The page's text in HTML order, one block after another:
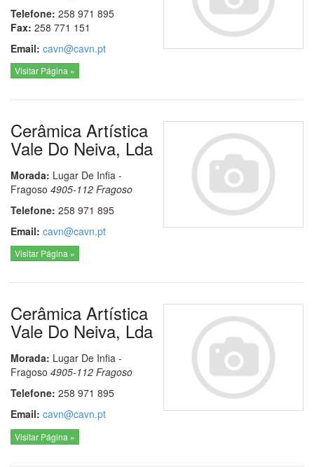
Telefone: 258 971 895
Fax: 258 771 151
Email: cavn@cavn.pt
Visitar Página »
Cerâmica Artística
Vale Do Neiva, Lda
Morada: Lugar De Infia -
Fragoso 4905-112 Fragoso
Telefone: 258 971 895
Email: cavn@cavn.pt
Visitar Página »
Cerâmica Artística
Vale Do Neiva, Lda
Morada: Lugar De Infia -
Fragoso 4905-112 Fragoso
Telefone: 258 971 895
Email: cavn@cavn.pt
Visitar Página »